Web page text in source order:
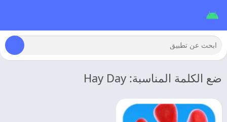
ضع الكلمة المناسبة: Hay Day